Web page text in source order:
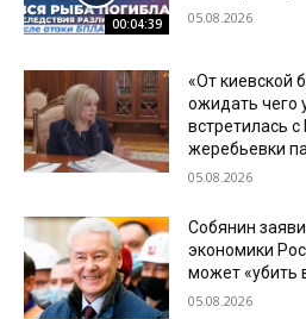
00:04:39 05.08.2026
«От киевской
ожидать чего
встретилась
жеребьевки
05.08.2026
Собянин
экономики
может «убить
05.08.2026